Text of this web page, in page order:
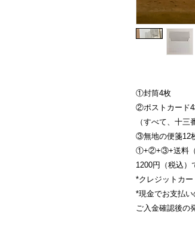
①封筒4枚
②ポストカード
（すべて、十三
③無地の便箋12
①+②+③+送料（
1200円（税込）
*クレジットカ
*現金でお支払い
ご入金確認後の